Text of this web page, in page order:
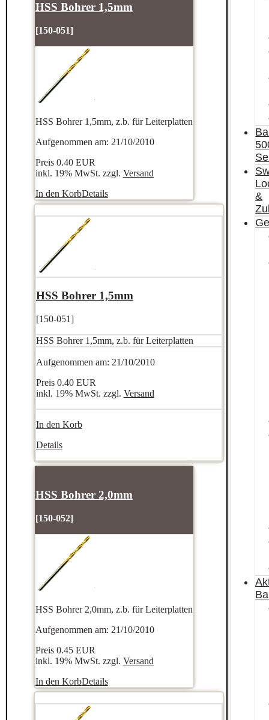
HSS Bohrer 1,5mm
[150-051]
HSS Bohrer 1,5mm, z.b. für Leiterplatten
Aufgenommen am: 21/10/2010
Preis 0.40 EUR
inkl. 19% MwSt. zzgl. Versand
In den KorbDetails
HSS Bohrer 1,5mm
[150-051]
HSS Bohrer 1,5mm, z.b. für Leiterplatten
Aufgenommen am: 21/10/2010
Preis 0.40 EUR
inkl. 19% MwSt. zzgl. Versand
In den Korb
Details
HSS Bohrer 2,0mm
[150-052]
HSS Bohrer 2,0mm, z.b. für Leiterplatten
Aufgenommen am: 21/10/2010
Preis 0.45 EUR
inkl. 19% MwSt. zzgl. Versand
In den KorbDetails
&